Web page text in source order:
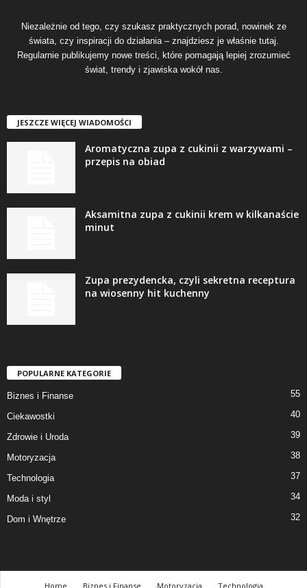
Niezależnie od tego, czy szukasz praktycznych porad, nowinek ze
świata, czy inspiracji do działania – znajdziesz je właśnie tutaj.
Regularnie publikujemy nowe treści, które pomagają lepiej zrozumieć
świat, trendy i zjawiska wokół nas.
JESZCZE WIĘCEJ WIADOMOŚCI
Aromatyczna zupa z cukinii z warzywami –
przepis na obiad
Aksamitna zupa z cukinii krem w kilkanaście
minut
Zupa prezydencka, czyli sekretna receptura
na wiosenny hit kuchenny
POPULARNE KATEGORIE
Biznes i Finanse 55
Ciekawostki 40
Zdrowie i Uroda 39
Motoryzacja 38
Technologia 37
Moda i styl 34
Dom i Wnętrze 32
Home Biznes i Finanse Motoryzacja Technologia